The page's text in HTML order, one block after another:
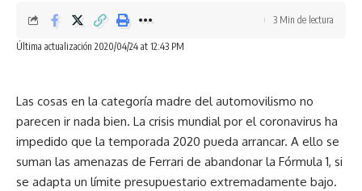
Última actualización 2020/04/24 at 12:43 PM
3 Min de lectura
Las cosas en la categoría madre del automovilismo no
parecen ir nada bien. La crisis mundial por el coronavirus ha
impedido que la temporada 2020 pueda arrancar. A ello se
suman las amenazas de Ferrari de abandonar la Fórmula 1, si
se adapta un límite presupuestario extremadamente bajo.